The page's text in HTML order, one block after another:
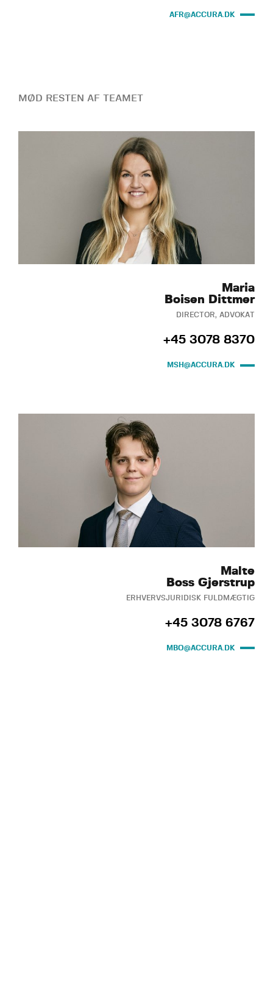
AFR@ACCURA.DK
MØD RESTEN AF TEAMET
Maria
Boisen Dittmer
DIRECTOR, ADVOKAT
+45 3078 8370
MSH@ACCURA.DK
Malte
Boss Gjerstrup
ERHVERVSJURIDISK FULDMÆGTIG
+45 3078 6767
MBO@ACCURA.DK